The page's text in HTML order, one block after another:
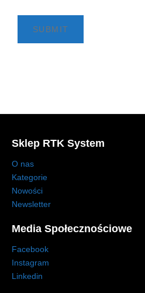
Sklep RTK System
O nas
Kategorie
Nowości
Newsletter
Media Społecznościowe
Facebook
Instagram
Linkedin